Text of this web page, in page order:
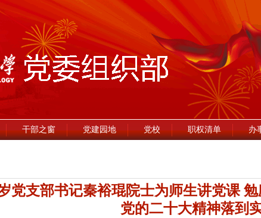
干部之窗 党建园地 党校 职权清单 办
党支部书记秦裕琨院士为师生讲党课
党的二十大精神落到